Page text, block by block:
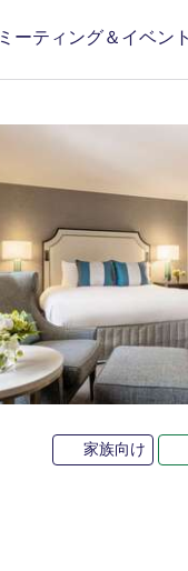
ミーティング＆イベント
4 つ星家族向け